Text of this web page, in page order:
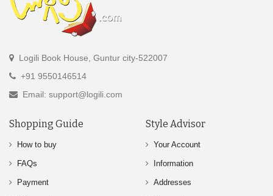
Logili Book House, Guntur city-522007
+91 9550146514
Email: support@logili.com
Shopping Guide
How to buy
FAQs
Payment
Style Advisor
Your Account
Information
Addresses